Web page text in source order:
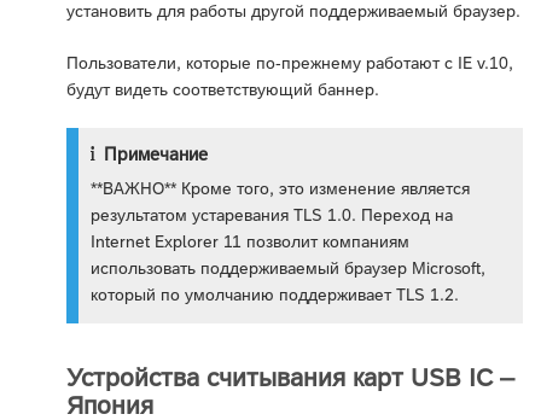
установить для работы другой поддерживаемый браузер.
Пользователи, которые по-прежнему работают с IE v.10,
будут видеть соответствующий баннер.
Примечание
**ВАЖНО** Кроме того, это изменение является
результатом устаревания TLS 1.0. Переход на
Internet Explorer 11 позволит компаниям
использовать поддерживаемый браузер Microsoft,
который по умолчанию поддерживает TLS 1.2.
Устройства считывания карт USB IC –
Япония